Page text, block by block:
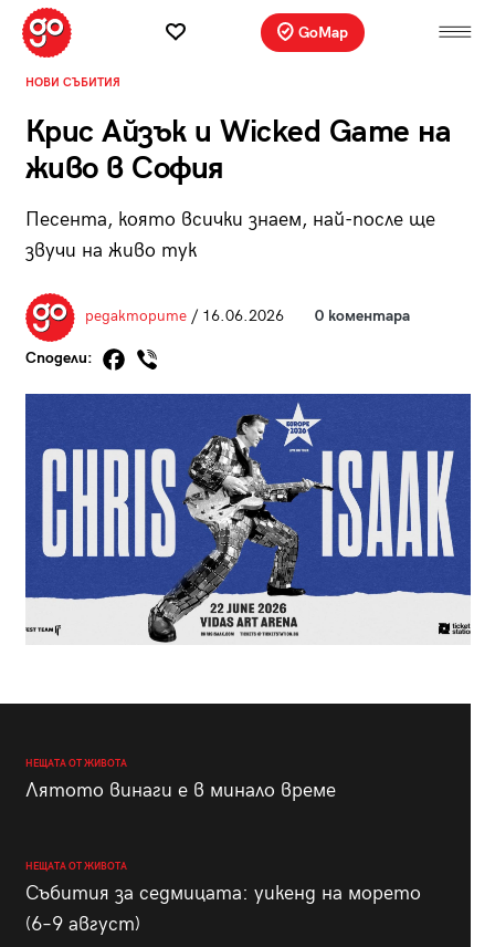
GoMap
НОВИ СЪБИТИЯ
Крис Айзък и Wicked Game на
живо в София
Песента, която всички знаем, най-после ще
звучи на живо тук
редакторите/ 16.06.2026 0 коментара
Сподели:
НЕЩАТА ОТ ЖИВОТА
Лятото винаги е в минало време
НЕЩАТА ОТ ЖИВОТА
Събития за седмицата: уикенд на морето
(6–9 август)